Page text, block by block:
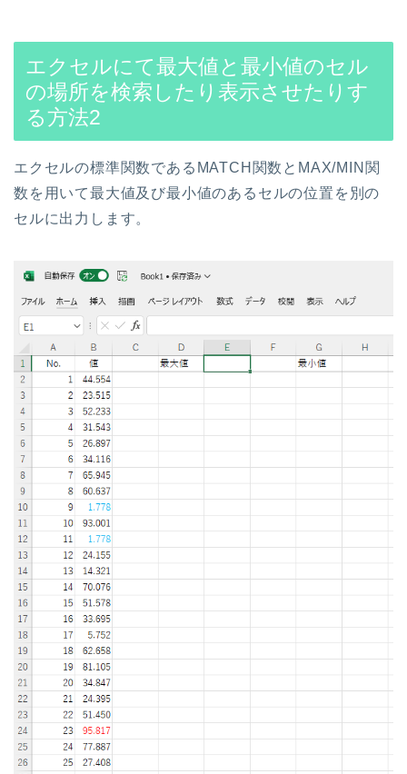
エクセルにて最大値と最小値のセル
の場所を検索したり表示させたりす
る方法2
エクセルの標準関数であるMATCH関数とMAX/MIN関
数を用いて最大値及び最小値のあるセルの位置を別の
セルに出力します。